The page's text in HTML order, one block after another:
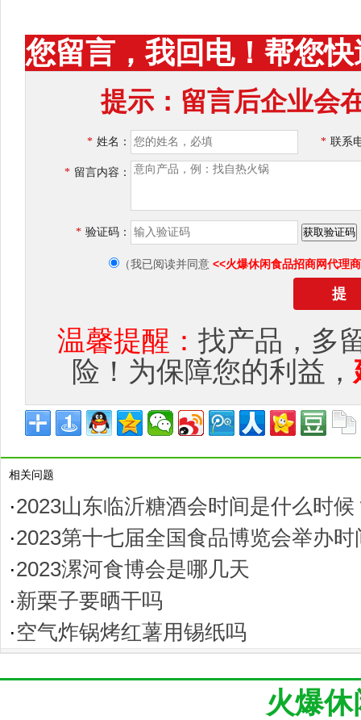
您留言，我回电！帮您
提示：留言后企业会
* 姓名： * 联系
* 留言内容：
* 验证码：
（我已阅读并同意 <<火爆休闲食品招商网代理
温馨提醒： 找产品，多
险！为保障您的利益，
相关问题
·2023山东临沂糖酒会时间是什么时候
·2023第十七届全国食品博览会举办
·2023漯河食博会是哪几天
·新栗子要晒干吗
·空气炸锅烤红薯用锡纸吗
火爆